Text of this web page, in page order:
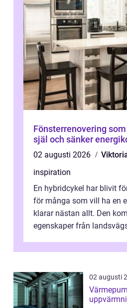
Fönsterrenovering
själ och sänker
02 augusti 2026
inspiration
En hybridcykel har blivit
för många som vill ha en
klarar nästan allt. Den
egenskaper från
02 augusti
Värmepump